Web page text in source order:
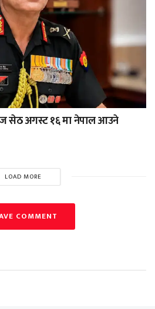
सेठ अगस्ट १६ मा नेपाल आउने
LOAD MORE
COMMENT